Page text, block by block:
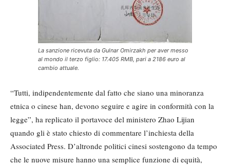
La sanzione ricevuta da Gulnar Omirzakh per aver messo
al mondo il terzo figlio: 17.405 RMB, pari a 2186 euro al
cambio attuale.
“Tutti, indipendentemente dal fatto che siano una minoranza
etnica o cinese han, devono seguire e agire in conformità con la
legge”, ha replicato il portavoce del ministero Zhao Lijian
quando gli è stato chiesto di commentare l’inchiesta della
Associated Press. D’altronde politici cinesi sostengono da tempo
che le nuove misure hanno una semplice funzione di equità,